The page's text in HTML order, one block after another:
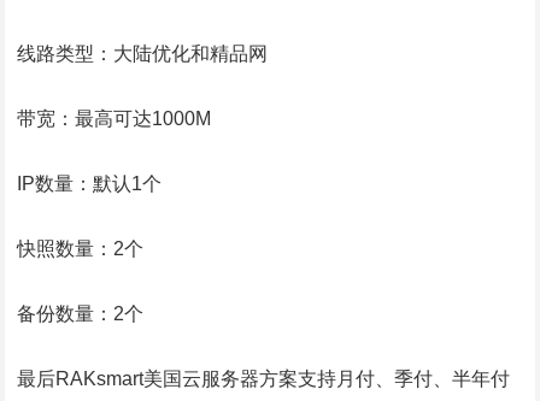
线路类型：大陆优化和精品网
带宽：最高可达1000M
IP数量：默认1个
快照数量：2个
备份数量：2个
最后RAKsmart美国云服务器方案支持月付、季付、半年付